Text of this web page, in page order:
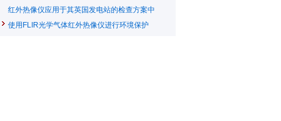
红外热像仪应用于其英国发电站的检查方案中
使用FLIR光学气体红外热像仪进行环境保护